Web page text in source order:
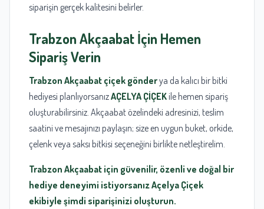
siparişin gerçek kalitesini belirler.
TrabzonAkçaabat İçin Hemen
Sipariş Verin
Trabzon Akçaabat çiçek gönderya da kalıcı bir bitki
hediyesi planlıyorsanızAÇELYA ÇİÇEK ile hemen sipariş
oluşturabilirsiniz. Akçaabat özelindeki adresinizi, teslim
saatini ve mesajınızı paylaşın; size en uygun buket, orkide,
çelenk veya saksı bitkisi seçeneğini birlikte netleştirelim.
Trabzon Akçaabat için güvenilir, özenli ve doğal bir
hediye deneyimi istiyorsanız Açelya Çiçek
ekibiyle şimdi siparişinizi oluşturun.